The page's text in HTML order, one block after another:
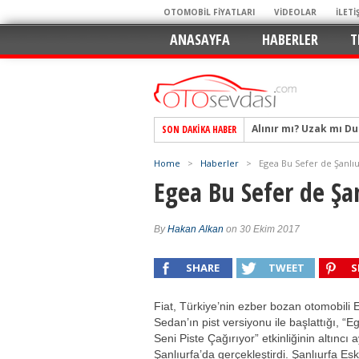
OTOMOBİL FİYATLARI VİDEOLAR
ANASAYFA HABERLER
SON DAKIKA HABER
Alınır mı? Uzak mı
Alpine A290 GTS:
Crossover
Mercedes-Benz
Keskin Hatlar, GR
Geleceğin Kompakt
Pazarın Lideri,
Hem Şehirli Hem
TURKA’nın Dev Ağı
Home > Haberler > Egea Bu Sefer de
Egea Bu Sefer de
ByHakan Alkan on 30 Ekim 2017
SHARE TWEET
Fiat, Türkiye’nin ezber bozan otomobili
Sedan’ın pist versiyonu ile başlattığı,
Seni Piste Çağırıyor” etkinliğinin altıncı
Şanlıurfa’da gerçekleştirdi. Şanlıurfa